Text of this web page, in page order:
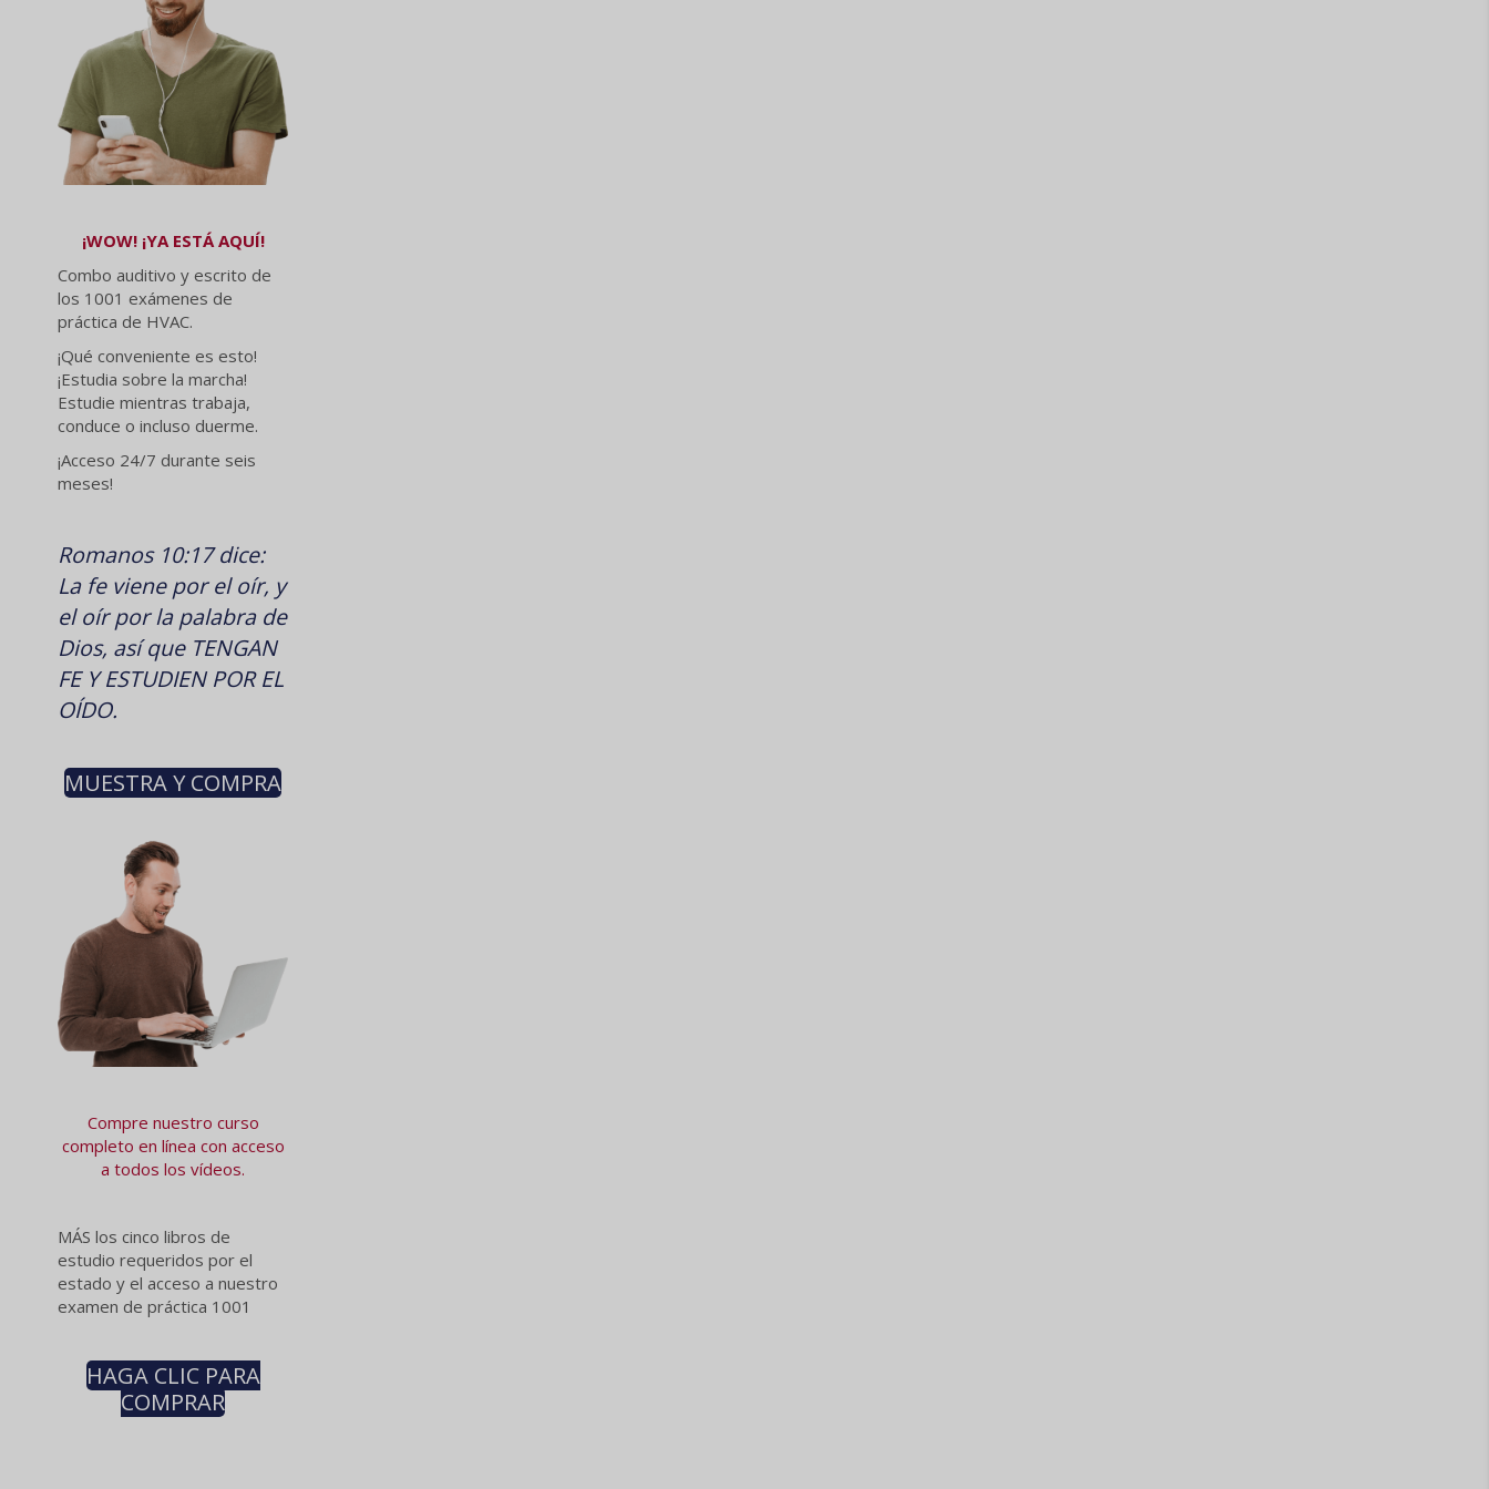
¡WOW! ¡YA ESTÁ AQUÍ!
Combo auditivo y escrito de
los 1001 exámenes de
práctica de HVAC.
¡Qué conveniente es esto!
¡Estudia sobre la marcha!
Estudie mientras trabaja,
conduce o incluso duerme.
¡Acceso 24/7 durante seis
meses!
Romanos 10:17 dice:
La fe viene por el oír, y
el oír por la palabra de
Dios, así que TENGAN
FE Y ESTUDIEN POR EL
OÍDO.
MUESTRA Y COMPRA
Compre nuestro curso
completo en línea con acceso
a todos los vídeos.
MÁS los cinco libros de
estudio requeridos por el
estado y el acceso a nuestro
examen de práctica 1001
HAGA CLIC PARA
COMPRAR